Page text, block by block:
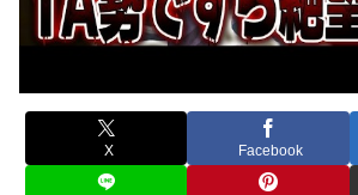
X Facebook